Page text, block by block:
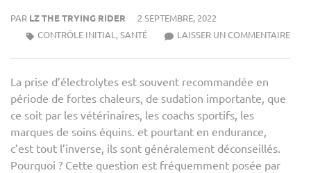
PAR LZ THE TRYING RIDER
2 SEPTEMBRE, 2022
LAISSER UN COMMENTAIRELES
CONTRÔLE INITIAL ,SANTÉ
La prise d’électrolytes est souvent recommandée en
période de fortes chaleurs, de sudation importante, que
ce soit par les vétérinaires, les coachs sportifs, les
marques de soins équins. et pourtant en endurance,
c’est tout l’inverse, ils sont généralement déconseillés.
Pourquoi ? Cette question est fréquemment posée par